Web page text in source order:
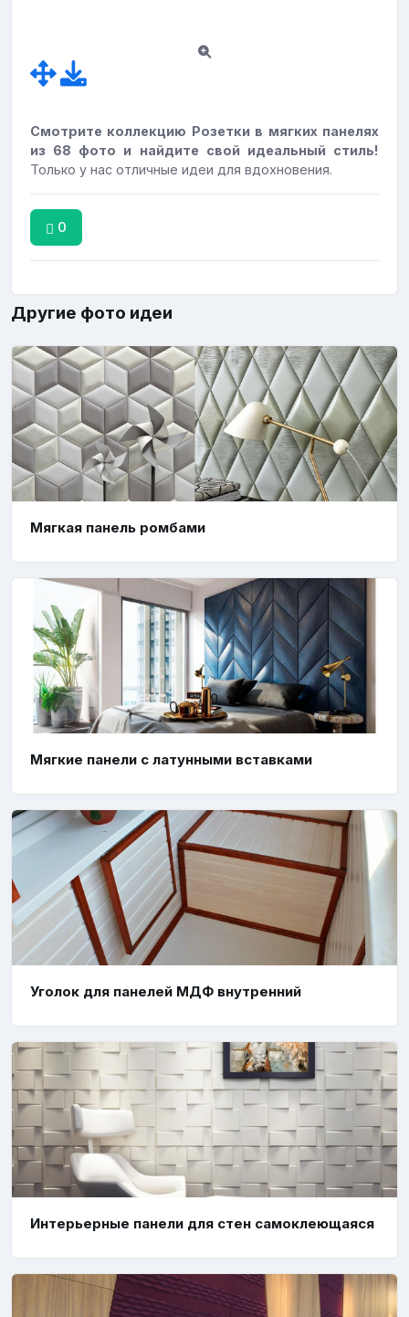
Смотрите коллекцию Розетки в мягких панелях
из 68 фото и найдите свой идеальный стиль!
Только у нас отличные идеи для вдохновения.
0
Другие фото идеи
Мягкая панель ромбами
Мягкие панели с латунными вставками
Уголок для панелей МДФ внутренний
Интерьерные панели для стен самоклеющаяся